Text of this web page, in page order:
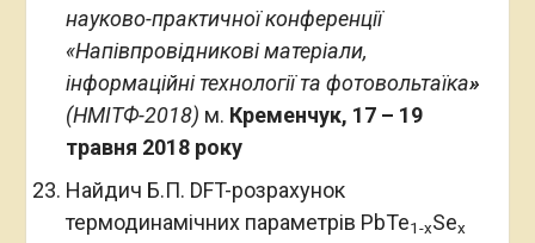
науково-практичної конференції
«Напівпровідникові матеріали,
інформаційні технології та фотовольтаїка»
(НМІТФ-2018) м. Кременчук, 17 – 19
травня 2018 року
Найдич Б.П. DFT-розрахунок
термодинамічних параметрів PbTe1-xSex